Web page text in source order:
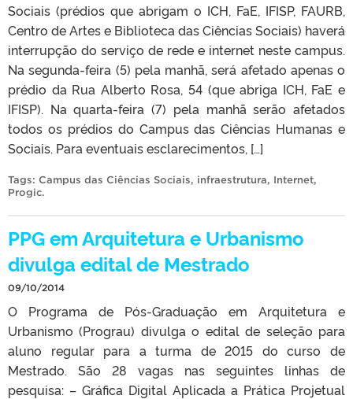
Sociais (prédios que abrigam o ICH, FaE, IFISP, FAURB,
Centro de Artes e Biblioteca das Ciências Sociais) haverá
interrupção do serviço de rede e internet neste campus.
Na segunda-feira (5) pela manhã, será afetado apenas o
prédio da Rua Alberto Rosa, 54 (que abriga ICH, FaE e
IFISP). Na quarta-feira (7) pela manhã serão afetados
todos os prédios do Campus das Ciências Humanas e
Sociais. Para eventuais esclarecimentos, […]
Tags: Campus das Ciências Sociais, infraestrutura, Internet,
Progic.
PPG em Arquitetura e Urbanismo
divulga edital de Mestrado
09/10/2014
O Programa de Pós-Graduação em Arquitetura e
Urbanismo (Prograu) divulga o edital de seleção para
aluno regular para a turma de 2015 do curso de
Mestrado. São 28 vagas nas seguintes linhas de
pesquisa: – Gráfica Digital Aplicada a Prática Projetual